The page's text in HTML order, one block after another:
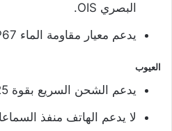
البصري OIS.
يدعم معيار مقاومة الماء IP67
العيوب
يدعم الشحن السريع بقوة 25 واط اقل من المنافسين
لا يدعم الهاتف منفذ السماعات